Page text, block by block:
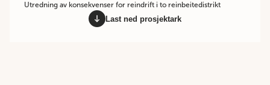
Utredning av konsekvenser for reindrift i to reinbeitedistrikt
Last ned prosjektark